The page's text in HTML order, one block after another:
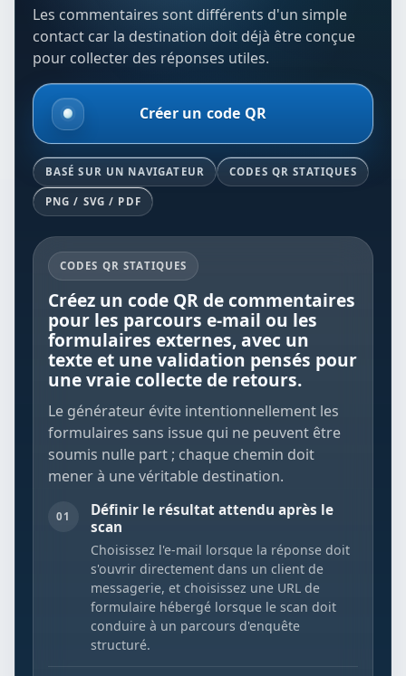
Les commentaires sont différents d'un simple
contact car la destination doit déjà être conçue
pour collecter des réponses utiles.
Créer un code QR
BASÉ SUR UN NAVIGATEUR CODES QR STATIQUES
PNG / SVG / PDF
CODES QR STATIQUES
Créez un code QR de commentaires
pour les parcours e-mail ou les
formulaires externes, avec un
texte et une validation pensés pour
une vraie collecte de retours.
Le générateur évite intentionnellement les
formulaires sans issue qui ne peuvent être
soumis nulle part ; chaque chemin doit
mener à une véritable destination.
01
Définir le résultat attendu après le
scan
Choisissez l'e-mail lorsque la réponse doit
s'ouvrir directement dans un client de
messagerie, et choisissez une URL de
formulaire hébergé lorsque le scan doit
conduire à un parcours d'enquête
structuré.